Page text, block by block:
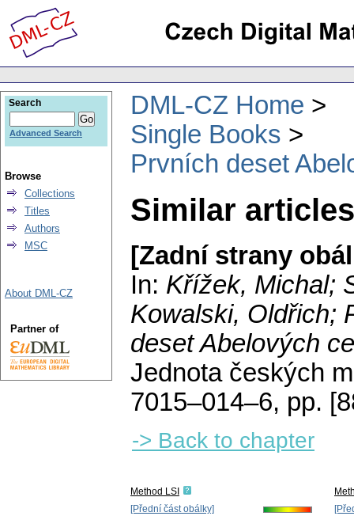
DML-CZ Home
Single Books
Prvních deset
Similar
[Zadní strany
In: Křížek, Michal;
Kowalski, Oldřich;
deset Abelových
Jednota českých
7015–014–6, pp.
-> Back to chapter
Method LSI
[Přední část obálky]
Search
Advanced Search
Browse
Collections
Titles
Authors
MSC
About DML-CZ
Partner of